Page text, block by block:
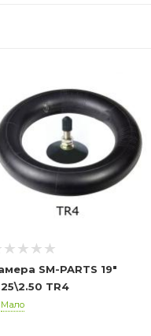
SM-PARTS 19"
TR4
Мало